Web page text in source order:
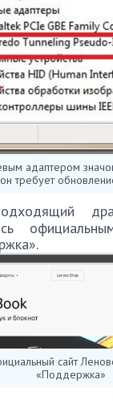
адаптером
он требует
сайт
«Поддержка»